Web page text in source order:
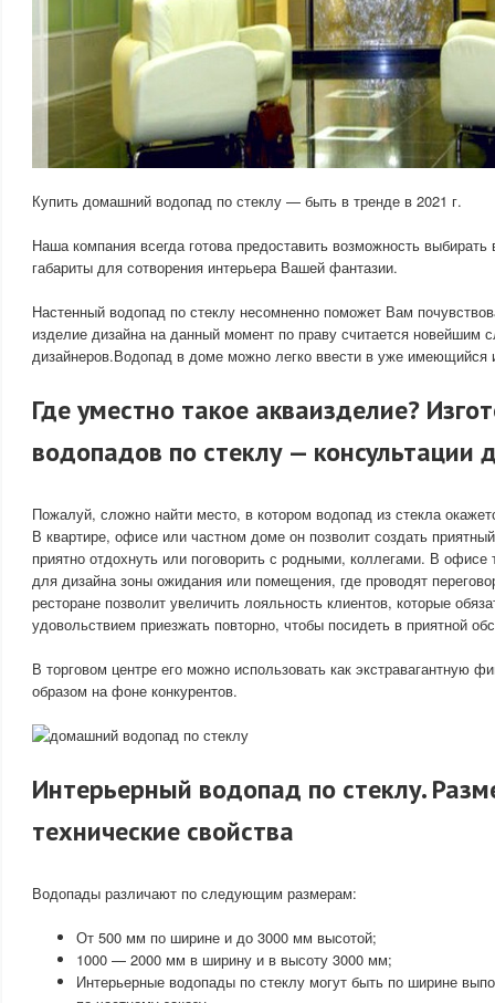
Купить домашний водопад по стеклу — быть в тренде в 2021 г.
Наша компания всегда готова предоставить возможность выбирать
габариты для сотворения интерьера Вашей фантазии.
Настенный водопад по стеклу несомненно поможет Вам
изделие дизайна на данный момент по праву считается новейшим
дизайнеров.Водопад в доме можно легко ввести в уже имеющийся
Где уместно такое акваизделие?
водопадов по стеклу — консультации
Пожалуй, сложно найти место, в котором водопад из стекла
В квартире, офисе или частном доме он позволит создать
приятно отдохнуть или поговорить с родными, коллегами. В офисе
для дизайна зоны ожидания или помещения, где проводят
ресторане позволит увеличить лояльность клиентов, которые
удовольствием приезжать повторно, чтобы посидеть в приятной
В торговом центре его можно использовать как экстравагантную
образом на фоне конкурентов.
Интерьерный водопад по стеклу.
технические свойства
Водопады различают по следующим размерам:
От 500 мм по ширине и до 3000 мм высотой;
1000 — 2000 мм в ширину и в высоту 3000 мм;
Интерьерные водопады по стеклу могут быть по ширине